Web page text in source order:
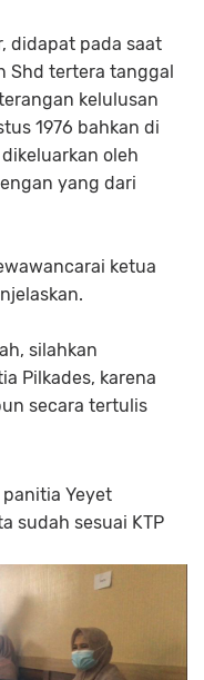
didapat pada saat
Shd tertera tanggal
kelulusan
1976 bahkan di
oleh
yang dari
ketua
silahkan
Pilkades, karena
secara tertulis
Yeyet
sudah sesuai KTP